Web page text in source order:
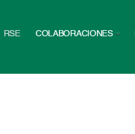
RSE COLABORACIONES